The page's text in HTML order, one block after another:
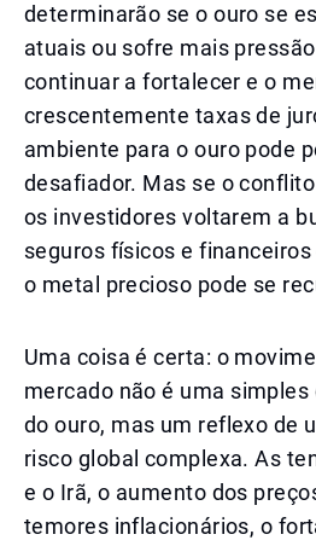
determinarão se o ouro se
atuais ou sofre mais
continuar a fortalecer e o
crescentemente taxas de
ambiente para o ouro pode
desafiador. Mas se o
os investidores voltarem a
seguros físicos e
o metal precioso pode se
Uma coisa é certa: o
mercado não é uma simples
do ouro, mas um reflexo de
risco global complexa. As
e o Irã, o aumento dos
temores inflacionários, o